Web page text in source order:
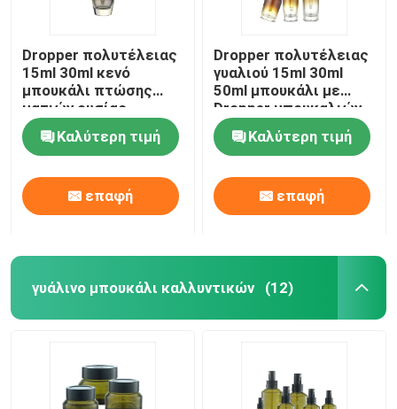
Dropper πολυτέλειας
15ml 30ml κενό
μπουκάλι πτώσης
ματιών ουσίας
Lancome γυαλιού
μπουκαλιών
Καλύτερη τιμή
επαφή
Dropper πολυτέλειας
γυαλιού 15ml 30ml
50ml μπουκάλι με
Dropper μπουκαλιών
ουσιαστικού
πετρελαίου ΚΑΠ
Καλύτερη τιμή
επαφή
γυάλινο μπουκάλι καλλυντικών (12)